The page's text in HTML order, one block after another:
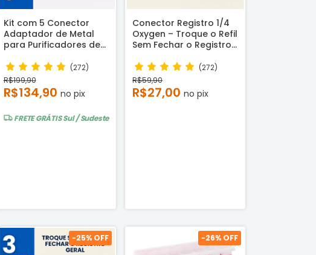
Kit com 5 Conector
Adaptador de Metal
para Purificadores de
(272)
R$199,90
R$134,90 no pix
FRETE GRÁTISSul / Sudeste
Conector Registro 1/4
Oxygen – Troque o Refil
Sem Fechar o Registro
(272)
R$59,90
R$27,00no pix
-25% OFF -26% OFF